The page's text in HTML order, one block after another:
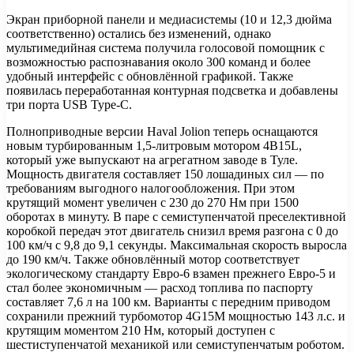
Экран приборной панели и медиасистемы (10 и 12,3 дюйма
соответственно) остались без изменений, однако
мультимедийная система получила голосовой помощник с
возможностью распознавания около 300 команд и более
удобный интерфейс с обновлённой графикой. Также
появилась переработанная контурная подсветка и добавлены
три порта USB Type-C.
Полноприводные версии Haval Jolion теперь оснащаются
новым турбированным 1,5-литровым мотором 4B15L,
который уже выпускают на агрегатном заводе в Туле.
Мощность двигателя составляет 150 лошадиных сил — по
требованиям выгодного налогообложения. При этом
крутящий момент увеличен с 230 до 270 Нм при 1500
оборотах в минуту. В паре с семиступенчатой преселективной
коробкой передач этот двигатель снизил время разгона с 0 до
100 км/ч с 9,8 до 9,1 секунды. Максимальная скорость выросла
до 190 км/ч. Также обновлённый мотор соответствует
экологическому стандарту Евро-6 взамен прежнего Евро-5 и
стал более экономичным — расход топлива по паспорту
составляет 7,6 л на 100 км. Варианты с передним приводом
сохранили прежний турбомотор 4G15M мощностью 143 л.с. и
крутящим моментом 210 Нм, который доступен с
шестиступенчатой механикой или семиступенчатым роботом.